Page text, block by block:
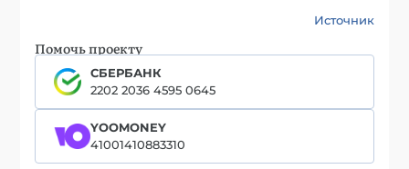
Источник
Помочь проекту
СБЕРБАНК
2202 2036 4595 0645
YOOMONEY
41001410883310